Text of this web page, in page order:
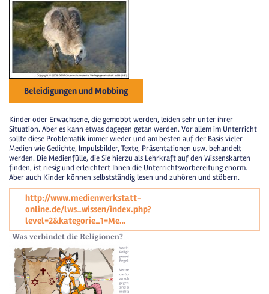
Beleidigungen und Mobbing
Kinder oder Erwachsene, die gemobbt werden, leiden sehr unter ihrer
Situation. Aber es kann etwas dagegen getan werden. Vor allem im Unterricht
sollte diese Problematik immer wieder und am besten auf der Basis vieler
Medien wie Gedichte, Impulsbilder, Texte, Präsentationen usw. behandelt
werden. Die Medienfülle, die Sie hierzu als Lehrkraft auf den Wissenskarten
finden, ist riesig und erleichtert Ihnen die Unterrichtsvorbereitung enorm.
Aber auch Kinder können selbstständig lesen und zuhören und stöbern.
http://www.medienwerkstatt-
online.de/lws_wissen/index.php?
level=2&kategorie_1=Me…